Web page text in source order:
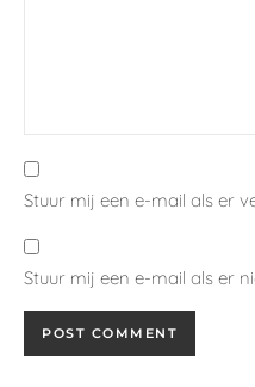
Stuur mij een e-mail als er
Stuur mij een e-mail als er